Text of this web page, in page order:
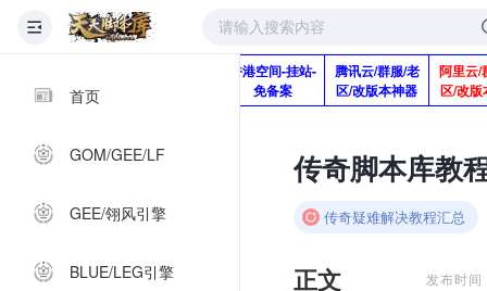
首页
GOM/GEE/LF
GEE/翎风引擎
BLUE/LEG引擎
Q920992345
香港空间-挂站-
免备案
腾讯云/群服/老
区/改版本神器
阿里云/
区/改版
传奇疑难解决教程汇总
正文 发布时